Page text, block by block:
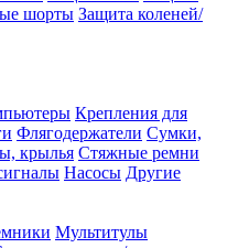
шорты Защита коленей/
Крепления для
Флягодержатели Сумки,
крылья Стяжные ремни
Насосы Другие
Мультитулы